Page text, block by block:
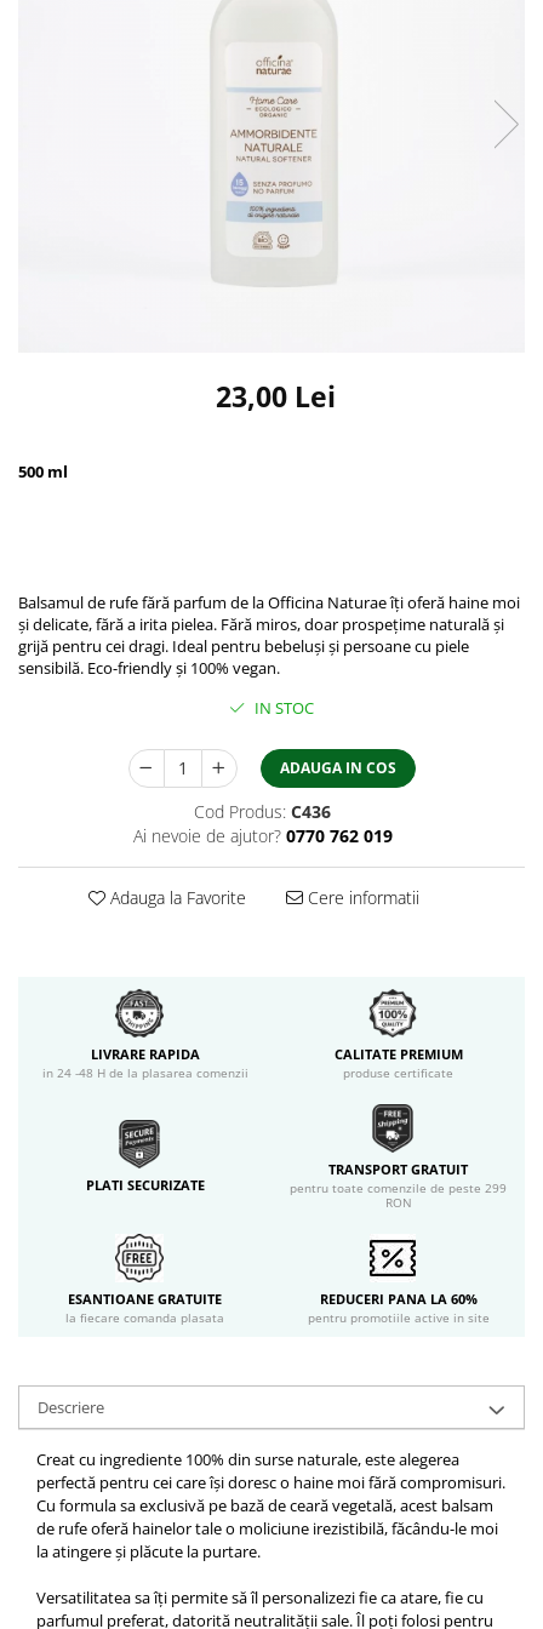
23,00 Lei
500 ml
Balsamul de rufe fără parfum de la Officina Naturae îți oferă haine moi
și delicate, fără a irita pielea. Fără miros, doar prospețime naturală și
grijă pentru cei dragi. Ideal pentru bebeluși și persoane cu piele
sensibilă. Eco-friendly și 100% vegan.
IN STOC
ADAUGA IN COS
Cod Produs: C436
Ai nevoie de ajutor? 0770 762 019
Adauga la Favorite Cere informatii
LIVRARE RAPIDA
in 24 -48 H de la plasarea comenzii
CALITATE PREMIUM
produse certificate
PLATI SECURIZATE
TRANSPORT GRATUIT
pentru toate comenzile de peste 299
RON
ESANTIOANE GRATUITE
la fiecare comanda plasata
REDUCERI PANA LA 60%
pentru promotiile active in site
Descriere
Creat cu ingrediente 100% din surse naturale, este alegerea
perfectă pentru cei care își doresc o haine moi fără compromisuri.
Cu formula sa exclusivă pe bază de ceară vegetală, acest balsam
de rufe oferă hainelor tale o moliciune irezistibilă, făcându-le moi
la atingere și plăcute la purtare.
Versatilitatea sa îți permite să îl personalizezi fie ca atare, fie cu
parfumul preferat, datorită neutralității sale. Îl poți folosi pentru